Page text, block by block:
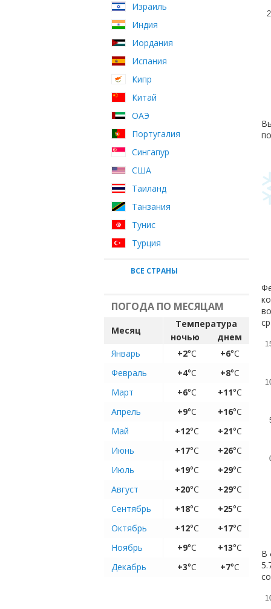
Израиль
Индия
Иордания
Испания
Кипр
Китай
ОАЭ
Португалия
Сингапур
США
Таиланд
Танзания
Тунис
Турция
ВСЕ СТРАНЫ
ПОГОДА ПО МЕСЯЦАМ
Месяц
Температура
ночью
днем
Январь
+2°C +6°C
Февраль
+4°C +8°C
Март
+6°C +11°C
Апрель
+9°C +16°C
Май
+12°C +21°C
Июнь
+17°C +26°C
Июль
+19°C +29°C
Август
+20°C +29°C
Сентябрь
+18°C +25°C
Октябрь
+12°C +17°C
Ноябрь
+9°C +13°C
Декабрь
+3°C +7°C
В